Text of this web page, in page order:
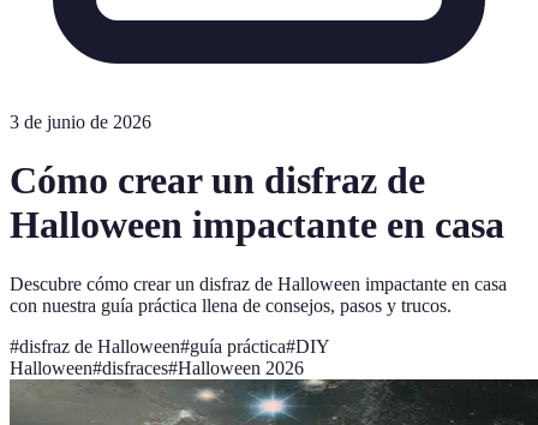
3 de junio de 2026
Cómo crear un disfraz de
Halloween impactante en casa
Descubre cómo crear un disfraz de Halloween impactante en casa
con nuestra guía práctica llena de consejos, pasos y trucos.
#disfraz de Halloween#guía práctica#DIY
Halloween#disfraces#Halloween 2026